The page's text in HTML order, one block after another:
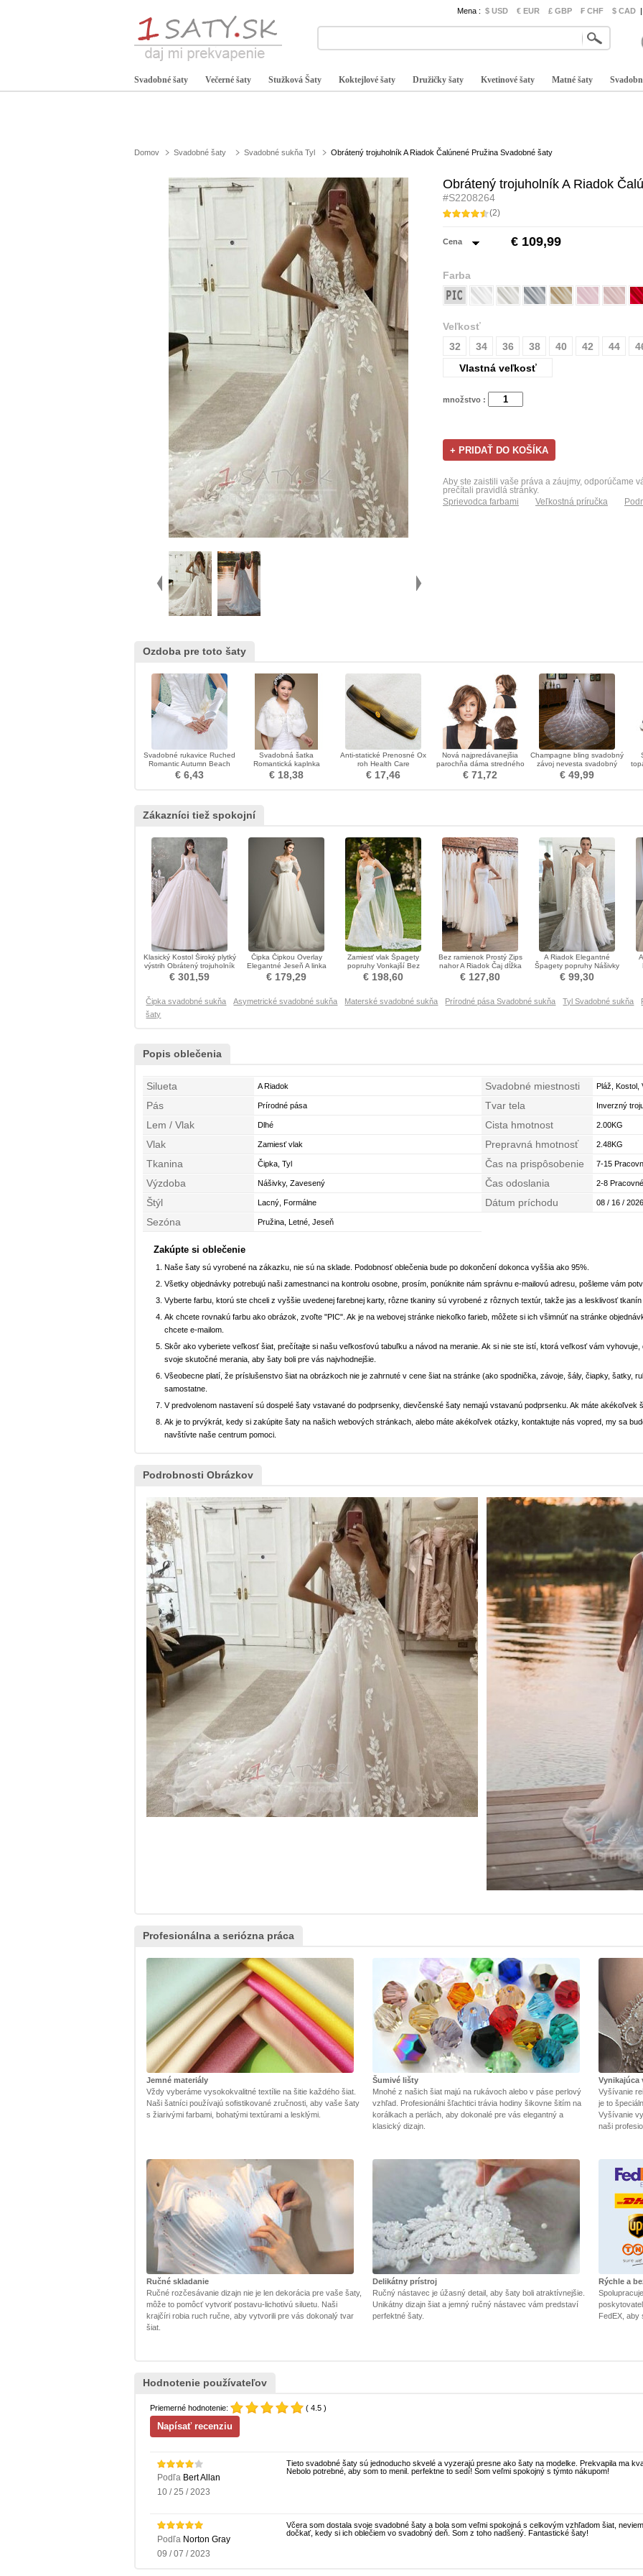
Mena : $ USD € EUR £ GBP ₣ CHF $ CAD |
Svadobné šaty Večerné šaty Stužková Šaty Koktejlové šaty Družičky šaty Kvetinové šaty Matné šaty
Domov Svadobné šaty Svadobné sukňa Tyl Obrátený trojuholník A Riadok Čalúnené Pružina Svadobné šaty
Obrátený trojuholník A Riadok
#S2208264
(2)
Cena € 109,99
Farba
Veľkosť
32
34 36 38 40 42 44
Vlastná veľkosť
množstvo :
Aby ste zaistili vaše práva a záujmy, odporúčame
prečítali pravidlá stránky.
Sprievodca farbami
Veľkostná príručka
Ozdoba pre toto šaty
Svadobné rukavice Ruched
Romantic Autumn Beach
Taffeta
€ 6,43
Svadobná šatka
Romantická kaplnka
Studená bez rukávov
Bowknot
€ 18,38
Anti-statické Prenosné Ox
roh Health Care
Veľkoobchod ozdoba
€ 17,46
Nová najpredávanejšia
parochňa dáma stredného
veku s krátkym objemom
chemických vlákien AD
€ 71,72
Champagne bling svadobný
závoj nevesta svadobný
závoj luxusný dlhý závoj
€ 49,99
Zákazníci tiež spokojní
Klasický Kostol Široký plytký
výstrih Obrátený trojuholník
Poroka Obleko
€ 301,59
Čipka Čipkou Overlay
Elegantné Jeseň A linka
Prírodné pása Poroka
Obleko
€ 179,29
Zamiesť vlak Špagety
popruhy Vonkajší Bez
rukávov Svadobné šaty
€ 198,60
Bez ramienok Prostý Zips
nahor A Riadok Čaj dĺžka
Nevestin obleko
€ 127,80
A Riadok Elegantné
Špagety popruhy Nášivky
Chýbať Svadobné šaty
€ 99,30
Čipka svadobné sukňa Asymetrické svadobné sukňa Materské svadobné sukňa Prírodné pása Svadobné sukňa Tyl Svadobné sukňa
šaty
Popis oblečenia
Silueta A Riadok Svadobné miestnosti Pláž, Kostol,
Pás Prírodné pása Tvar tela Inverzný
Lem / Vlak Dlhé Cista hmotnost 2.00KG
Vlak Zamiesť vlak Prepravná hmotnosť 2.48KG
Tkanina Čipka, Tyl Čas na prispôsobenie 7-15
Výzdoba Nášivky, Zavesený Čas odoslania 2-8 Pracovné
Štýl Lacný, Formálne Dátum príchodu 08 / 16 /
Sezóna Pružina, Letné, Jeseň
Zakúpte si oblečenie
Naše šaty sú vyrobené na zákazku, nie sú na sklade. Podobnosť oblečenia bude po dokončení dokonca vyššia ako 95%.
Všetky objednávky potrebujú naši zamestnanci na kontrolu osobne, prosím, ponúknite nám správnu e-mailovú adresu, pošleme vám
Vyberte farbu, ktorú ste chceli z vyššie uvedenej farebnej karty, rôzne tkaniny sú vyrobené z rôznych textúr, takže jas a lesklivosť
Ak chcete rovnakú farbu ako obrázok, zvoľte "PIC". Ak je na webovej stránke niekoľko farieb, môžete si ich všimnúť na stránke
chcete e-mailom.
Skôr ako vyberiete veľkosť šiat, prečítajte si našu veľkosťovú tabuľku a návod na meranie. Ak si nie ste istí, ktorá veľkosť vám
svoje skutočné merania, aby šaty boli pre vás najvhodnejšie.
Všeobecne platí, že príslušenstvo šiat na obrázkoch nie je zahrnuté v cene šiat na stránke (ako spodnička, závoje, šály, čiapky, šatky,
samostatne.
V predvolenom nastavení sú dospelé šaty vstavané do podprsenky, dievčenské šaty nemajú vstavanú podprsenku. Ak máte akékoľvek
Ak je to prvýkrát, kedy si zakúpite šaty na našich webových stránkach, alebo máte akékoľvek otázky, kontaktujte nás vopred, my sa
navštívte naše centrum pomoci.
Podrobnosti Obrázkov
Profesionálna a seriózna práca
Jemné materiály
Vždy vyberáme vysokokvalitné textílie na šitie každého šiat.
Naši šatníci používajú sofistikované zručnosti, aby vaše šaty
s žiarivými farbami, bohatými textúrami a lesklými.
Šumivé lišty
Mnohé z našich šiat majú na rukávoch alebo v páse perlový
vzhľad. Profesionálni šľachtici trávia hodiny šikovne šitím na
korálkach a perlách, aby dokonalé pre vás elegantný a
klasický dizajn.
Vynikajúca
Vyšívanie
je to
Vyšívanie
naši
Ručné skladanie
Ručné rozčesávanie dizajn nie je len dekorácia pre vaše šaty,
môže to pomôcť vytvoriť postavu-lichotivú siluetu. Naši
krajčíri robia ruch ručne, aby vytvorili pre vás dokonalý tvar
šiat.
Delikátny prístroj
Ručný nástavec je úžasný detail, aby šaty boli atraktívnejšie.
Unikátny dizajn šiat a jemný ručný nástavec vám predstaví
perfektné šaty.
Rýchle a
FedEX, aby
Hodnotenie používateľov
Priemerné hodnotenie: ( 4.5 )
Podľa Bert Allan
10 / 25 / 2023
Tieto svadobné šaty sú jednoducho skvelé a vyzerajú presne ako šaty na modelke. Prekvapila ma
Nebolo potrebné, aby som to menil. perfektne to sedí! Som veľmi spokojný s týmto nákupom!
Podľa Norton Gray
09 / 07 / 2023
Včera som dostala svoje svadobné šaty a bola som veľmi spokojná s celkovým vzhľadom šiat,
dočkať, kedy si ich oblečiem vo svadobný deň. Som z toho nadšený. Fantastické šaty!